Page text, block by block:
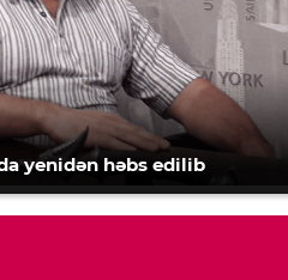
yenidən həbs edilib